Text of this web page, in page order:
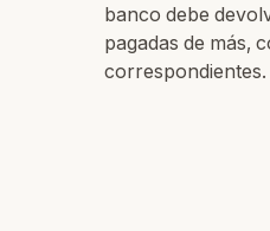
banco debe
pagadas de más,
correspondientes.